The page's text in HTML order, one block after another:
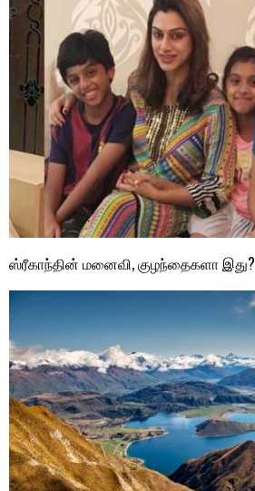
ஸ்ரீகாந்தின் மனைவி, குழந்தைகளா இது?